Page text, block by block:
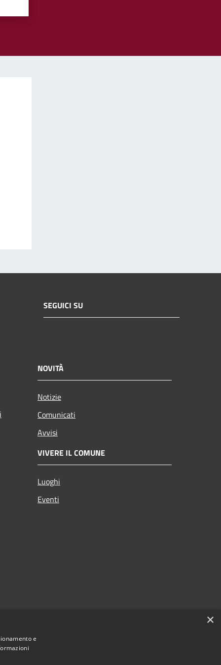
SEGUICI SU
NOVITÀ
Notizie
Comunicati
Avvisi
VIVERE IL COMUNE
Luoghi
Eventi
×
e